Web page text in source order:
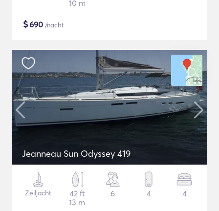
10 m
$690 /nacht
Jeanneau Sun Odyssey 419
Zeiljacht
42 ft
13 m
6 4 4